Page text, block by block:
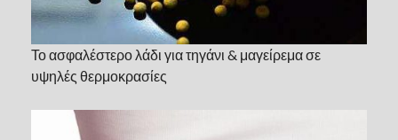
Το ασφαλέστερο λάδι για τηγάνι & μαγείρεμα σε
υψηλές θερμοκρασίες